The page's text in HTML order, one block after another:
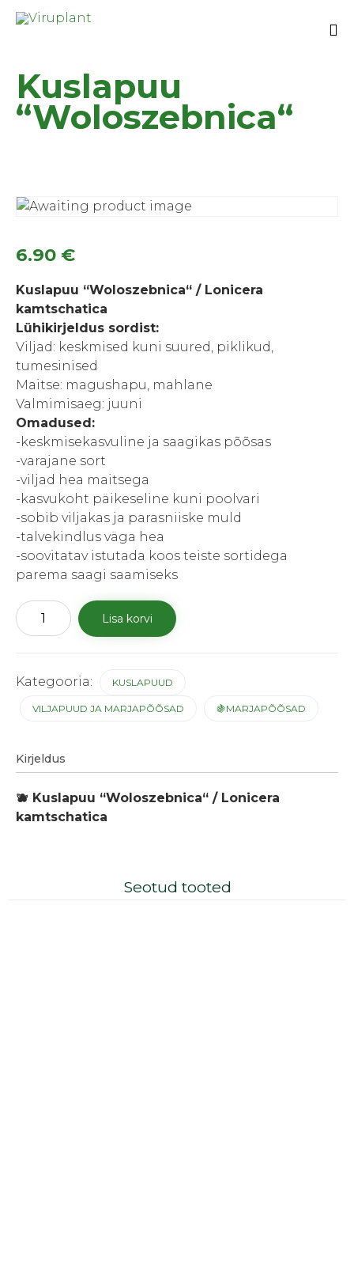
Kuslapuu
“Woloszebnica“
6.90 €
Kuslapuu “Woloszebnica“ / Lonicera
kamtschatica
Lühikirjeldus sordist:
Viljad: keskmised kuni suured, piklikud,
tumesinised
Maitse: magushapu, mahlane
Valmimisaeg: juuni
Omadused:
-keskmisekasvuline ja saagikas põõsas
-varajane sort
-viljad hea maitsega
-kasvukoht päikeseline kuni poolvari
-sobib viljakas ja parasniiske muld
-talvekindlus väga hea
-soovitatav istutada koos teiste sortidega
parema saagi saamiseks
Kuslapuu
“Woloszebnica“
kogus
Lisa korvi
Kategooria: KUSLAPUUD
VILJAPUUD JA MARJAPÕÕSAD 🍇MARJAPÕÕSAD
Kirjeldus
🫐 Kuslapuu “Woloszebnica“ / Lonicera
kamtschatica
Seotud tooted